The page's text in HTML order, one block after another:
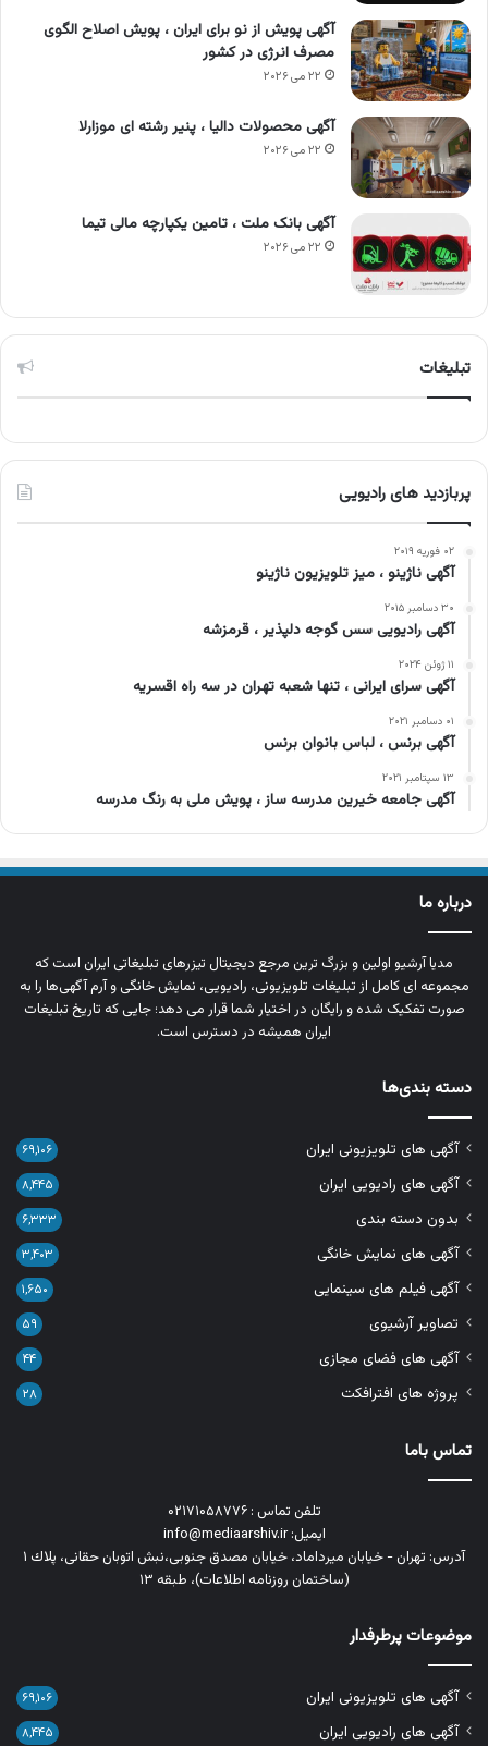
آگهی پویش از نو برای ایران ، پویش اصلاح الگوی
مصرف انرژی در کشور
۲۲ می ۲۰۲۶
آگهی محصولات دالیا ، پنیر رشته ای موزارلا
۲۲ می ۲۰۲۶
آگهی بانک ملت ، تامین یکپارچه مالی تیما
۲۲ می ۲۰۲۶
تبلیغات
پربازدید های رادیویی
۰۲ فوریه ۲۰۱۹
آگهی ناژینو ، میز تلویزیون ناژینو
۳۰ دسامبر ۲۰۱۵
آگهی رادیویی سس گوجه دلپذیر ، قرمزشه
۱۱ ژوئن ۲۰۲۴
آگهی سرای ایرانی ، تنها شعبه تهران در سه راه اقسریه
۰۱ دسامبر ۲۰۲۱
آگهی برنس ، لباس بانوان برنس
۱۳ سپتامبر ۲۰۲۱
آگهی جامعه خیرین مدرسه ساز ، پویش ملی به رنگ مدرسه
درباره ما
مدیا آرشیو اولین و بزرگ‌ ترین مرجع دیجیتال تیزرهای تبلیغاتی ایران است که
مجموعه‌ ای کامل از تبلیغات تلویزیونی، رادیویی، نمایش خانگی و آرم‌ آگهی‌ها را به‌
صورت تفکیک‌ شده و رایگان در اختیار شما قرار می‌ دهد؛ جایی که تاریخ تبلیغات
ایران همیشه در دسترس است.
دسته بندی‌ها
آگهی های تلویزیونی ایران ۶۹,۱۰۶
آگهی های رادیویی ایران ۸,۴۴۵
بدون دسته بندی ۶,۳۳۳
آگهی های نمایش خانگی ۳,۴۰۳
آگهی فیلم های سینمایی ۱,۶۵۰
تصاویر آرشیوی ۵۹
آگهی های فضای مجازی ۴۴
پروژه های افترافکت ۲۸
تماس باما
تلفن تماس : ۰۲۱۷۱۰۵۸۷۷۶
ایمیل: info@mediaarshiv.ir
آدرس: تهران - خیابان میرداماد، خیابان مصدق جنوبی،نبش اتوبان حقانی، پلاك ١
(ساختمان روزنامه اطلاعات)، طبقه ۱۳
موضوعات پرطرفدار
آگهی های تلویزیونی ایران ۶۹,۱۰۶
آگهی های رادیویی ایران ۸,۴۴۵